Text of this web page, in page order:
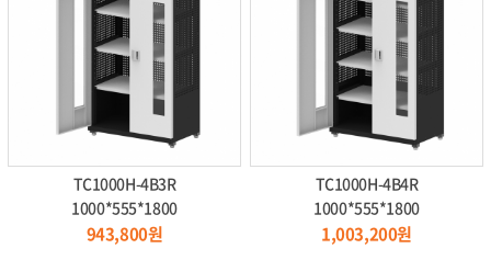
TC1000H-4B3R
1000*555*1800
943,800원
TC1000H-4B4R
1000*555*1800
1,003,200원